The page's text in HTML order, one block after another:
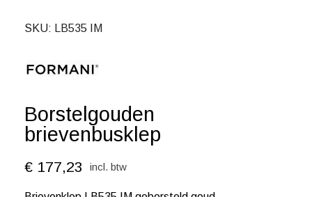
SKU LB535 IM
Borstelgouden
brievenbusklep
€ 177,23 incl. btw